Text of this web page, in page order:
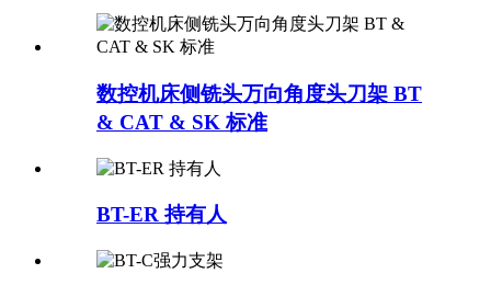
数控机床侧铣头万向角度头刀架 BT
& CAT & SK 标准
BT-ER 持有人